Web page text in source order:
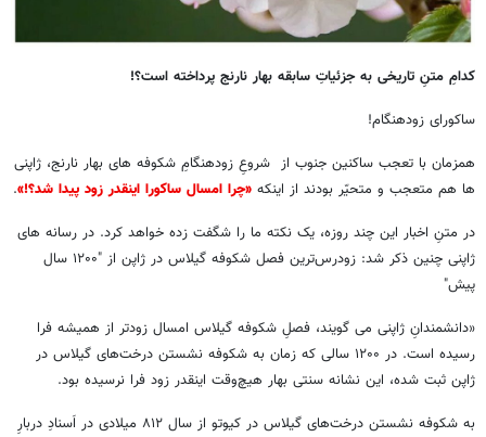
کدامِ متنِ تاریخی به جزئیاتِ سابقه بهار نارنج پرداخته است؟!
ساکورای زودهنگام!
همزمان با تعجب ساکنین جنوب از شروعِ زودهنگامِ شکوفه های بهار نارنج، ژاپنی
ها هم متعجب و متحیّر بودند از اینکه «چرا امسال ساکورا اینقدر زود پیدا شد؟!».
در متنِ اخبار این چند روزه، یک نکته ما را شگفت زده خواهد کرد. در رسانه های
ژاپنی چنین ذکر شد: زودرس‌ترین فصل شکوفه گیلاس در ژاپن از "۱۲۰۰ سال
پیش"
«دانشمندانِ ژاپنی می گویند، فصلِ شکوفه‌ گیلاس امسال زودتر از همیشه فرا
رسیده است. در ۱۲۰۰ سالی که زمان به شکوفه نشستن درخت‌های گیلاس در
ژاپن ثبت شده، این نشانه سنتی بهار هیچ‌وقت اینقدر زود فرا نرسیده بود.
به شکوفه نشستن درخت‌های گیلاس در کیوتو از سال ۸۱۲ میلادی در اَسنادِ دربارِ